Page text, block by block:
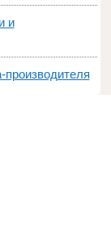
и
производителя